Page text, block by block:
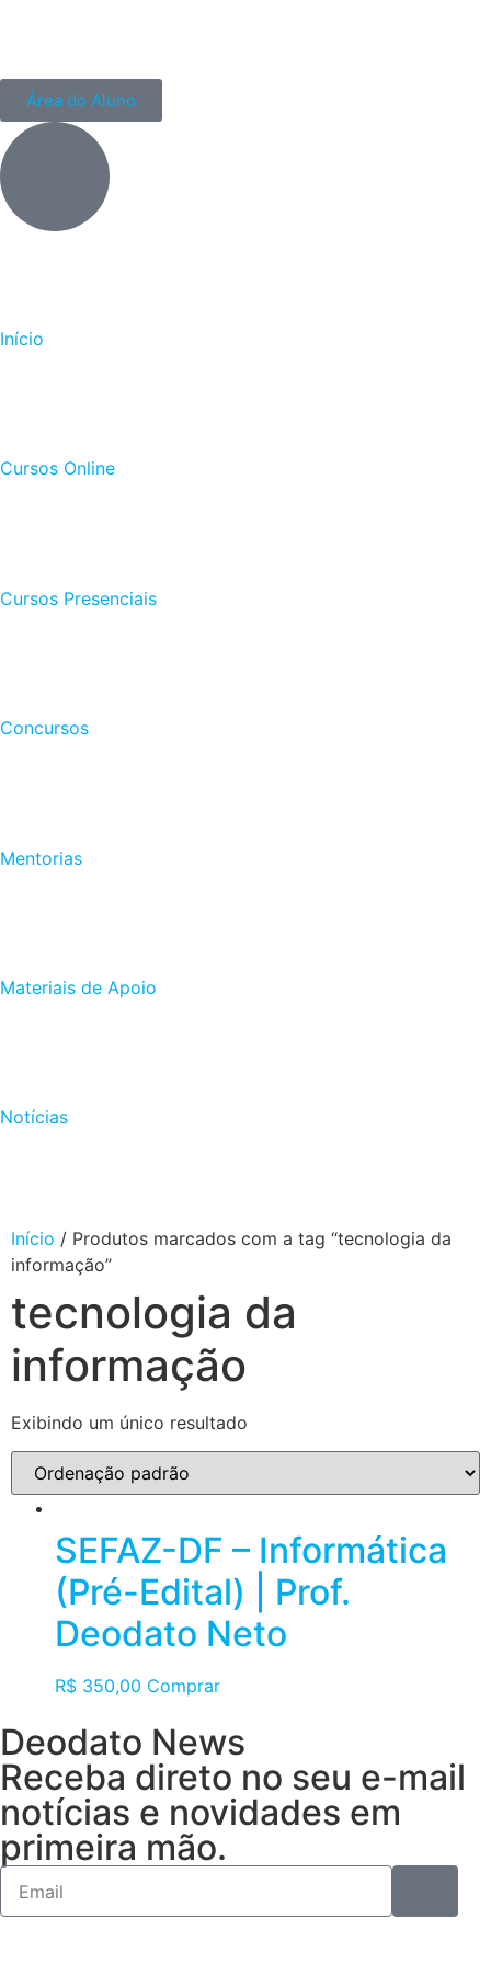
Área do Aluno
Início
Cursos Online
Cursos Presenciais
Concursos
Mentorias
Materiais de Apoio
Notícias
Início / Produtos marcados com a tag “tecnologia da
informação”
tecnologia da
informação
Exibindo um único resultado
SEFAZ-DF – Informática
(Pré-Edital) | Prof.
Deodato Neto
R$ 350,00 Comprar
Deodato News
Receba direto no seu e-mail
notícias e novidades em
primeira mão.